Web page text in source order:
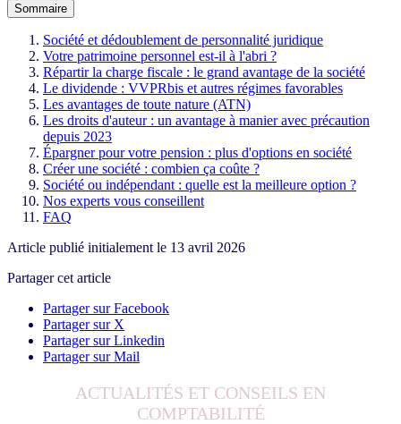
Sommaire
Société et dédoublement de personnalité juridique
Votre patrimoine personnel est-il à l'abri ?
Répartir la charge fiscale : le grand avantage de la société
Le dividende : VVPRbis et autres régimes favorables
Les avantages de toute nature (ATN)
Les droits d'auteur : un avantage à manier avec précaution
depuis 2023
Épargner pour votre pension : plus d'options en société
Créer une société : combien ça coûte ?
Société ou indépendant : quelle est la meilleure option ?
Nos experts vous conseillent
FAQ
Article publié initialement le 13 avril 2026
Partager cet article
Partager sur Facebook
Partager sur X
Partager sur Linkedin
Partager sur Mail
ACTUALITÉS ET CONSEILS EN
COMPTABILITÉ